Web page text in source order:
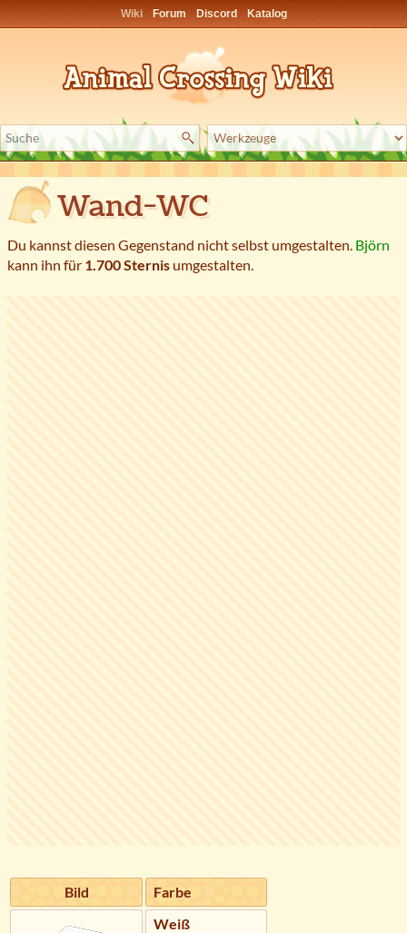
Wiki Forum Discord Katalog
Wand-WC
Du kannst diesen Gegenstand nicht selbst umgestalten. Björn
kann ihn für 1.700 Sternis umgestalten.
Bild
Farbe
Weiß